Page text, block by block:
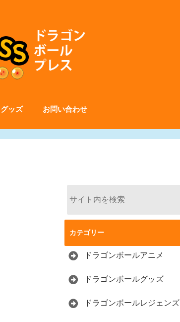
グッズ お問い合わせ
カテゴリー
ドラゴンボールアニメ
ドラゴンボールグッズ
ドラゴンボールレジェンズ